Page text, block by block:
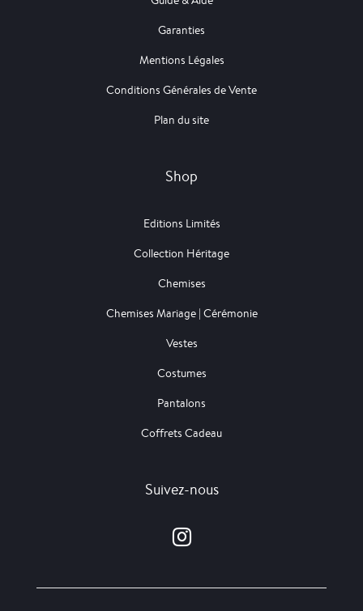
Garanties
Mentions Légales
Conditions Générales de Vente
Plan du site
Shop
Editions Limités
Collection Héritage
Chemises
Chemises Mariage | Cérémonie
Vestes
Costumes
Pantalons
Coffrets Cadeau
Suivez-nous